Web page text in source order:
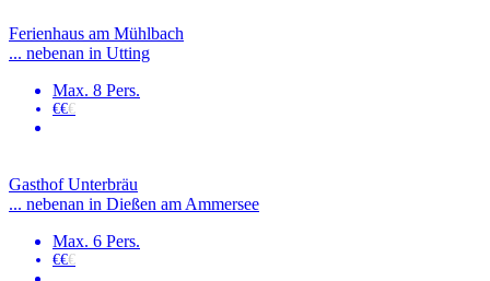
Ferienhaus am Mühlbach
... nebenan in Utting
Max. 8 Pers.
€€€
Gasthof Unterbräu
... nebenan in Dießen am Ammersee
Max. 6 Pers.
€€€